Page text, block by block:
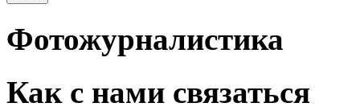
Фотожурналистика
Как с нами связаться